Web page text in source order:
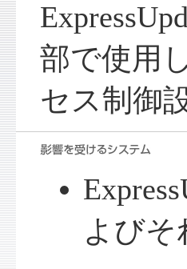
部で使用
セス制御
よびそ